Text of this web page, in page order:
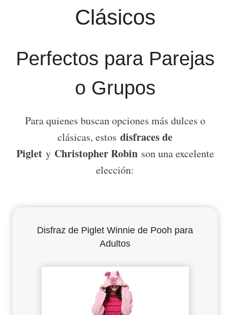
Clásicos
Perfectos para Parejas
o Grupos
Para quienes buscan opciones más dulces o
clásicas, estos disfraces de
Piglety Christopher Robinson una excelente
elección:
Disfraz de Piglet Winnie de Pooh para
Adultos